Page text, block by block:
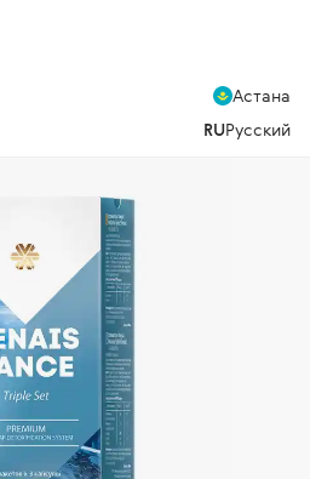
Астана
RUРусский